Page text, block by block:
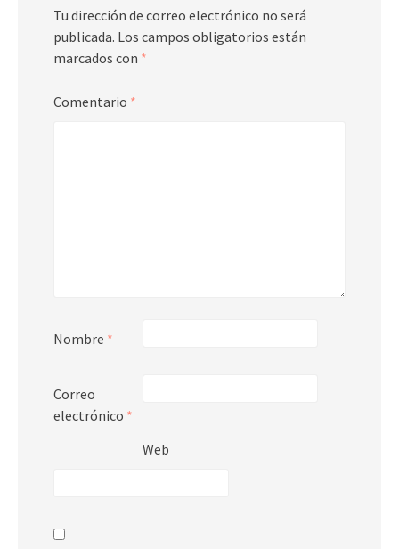
Tu dirección de correo electrónico no será
publicada. Los campos obligatorios están
marcados con *
Comentario *
Nombre *
Correo
electrónico *
Web